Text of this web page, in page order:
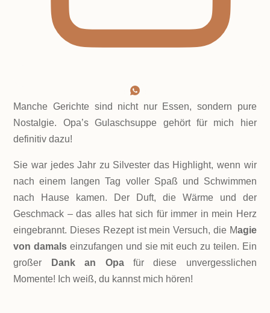
Manche Gerichte sind nicht nur Essen, sondern pure
Nostalgie. Opa’s Gulaschsuppe gehört für mich hier
definitiv dazu!
Sie war jedes Jahr zu Silvester das Highlight, wenn wir
nach einem langen Tag voller Spaß und Schwimmen
nach Hause kamen. Der Duft, die Wärme und der
Geschmack – das alles hat sich für immer in mein Herz
eingebrannt. Dieses Rezept ist mein Versuch, die Magie
von damals einzufangen und sie mit euch zu teilen. Ein
großer
Dank an Opafür diese unvergesslichen
Momente! Ich weiß, du kannst mich hören!